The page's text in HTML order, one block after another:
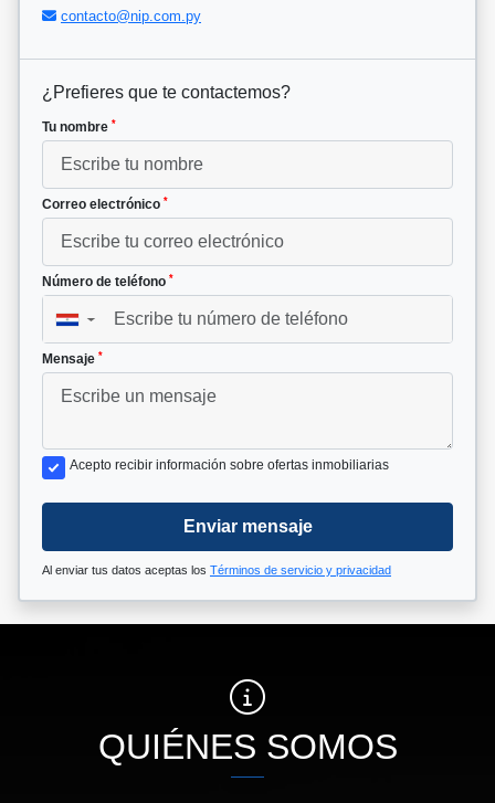
contacto@nip.com.py
¿Prefieres que te contactemos?
Tu nombre *
Correo electrónico *
Número de teléfono *
▼
Mensaje *
Acepto recibir información sobre ofertas inmobiliarias
Enviar mensaje
Al enviar tus datos aceptas los Términos de servicio y privacidad
QUIÉNES SOMOS